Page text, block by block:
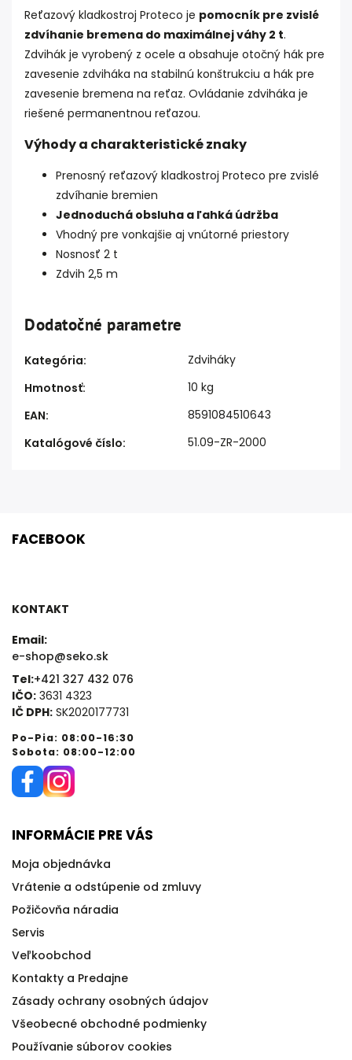
Reťazový kladkostroj Proteco je pomocník pre zvislé
zdvíhanie bremena do maximálnej váhy 2 t.
Zdvihák je vyrobený z ocele a obsahuje otočný hák pre
zavesenie zdviháka na stabilnú konštrukciu a hák pre
zavesenie bremena na reťaz. Ovládanie zdviháka je
riešené permanentnou reťazou.
Výhody a charakteristické znaky
Prenosný reťazový kladkostroj Proteco pre zvislé
zdvíhanie bremien
Jednoduchá obsluha a ľahká údržba
Vhodný pre vonkajšie aj vnútorné priestory
Nosnosť 2 t
Zdvih 2,5 m
Dodatočné parametre
Kategória:
Zdviháky
Hmotnosť:
10 kg
EAN:
8591084510643
Katalógové číslo: 51.09-ZR-2000
FACEBOOK
KONTAKT
Email:
e-shop@seko.sk
Tel:+421 327 432 076
IČO: 3631 4323
IČ DPH: SK2020177731
Po-Pia: 08:00-16:30
Sobota: 08:00-12:00
INFORMÁCIE PRE VÁS
Moja objednávka
Vrátenie a odstúpenie od zmluvy
Požičovňa náradia
Servis
Veľkoobchod
Kontakty a Predajne
Zásady ochrany osobných údajov
Všeobecné obchodné podmienky
Používanie súborov cookies